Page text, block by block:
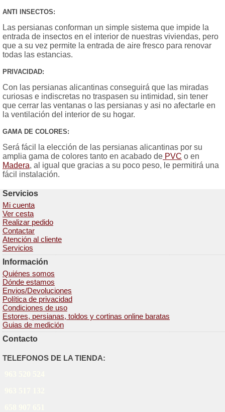
ANTI INSECTOS:
Las persianas conforman un simple sistema que impide la
entrada de insectos en el interior de nuestras viviendas, pero
que a su vez permite la entrada de aire fresco para renovar
todas las estancias.
PRIVACIDAD:
Con las persianas alicantinas conseguirá que las miradas
curiosas e indiscretas no traspasen su intimidad, sin tener
que cerrar las ventanas o las persianas y asi no afectarle en
la ventilación del interior de su hogar.
GAMA DE COLORES:
Será fácil la elección de las persianas alicantinas por su
amplia gama de colores tanto en acabado de PVC o en
Madera, al igual que gracias a su poco peso, le permitirá una
fácil instalación.
Servicios
Mi cuenta
Ver cesta
Realizar pedido
Contactar
Atención al cliente
Servicios
Información
Quiénes somos
Dónde estamos
Envios/Devoluciones
Política de privacidad
Condiciones de uso
Estores, persianas, toldos y cortinas online baratas
Guias de medición
Contacto
TELEFONOS DE LA TIENDA: